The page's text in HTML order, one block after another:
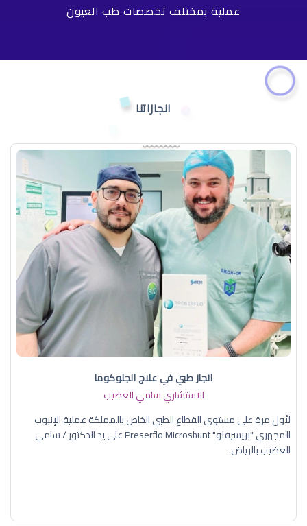
عملية بمختلف تخصصات طب العيون
انجازاتنا
انجاز طبي في علاج الجلوكوما
الاستشاري سامي العضيب
لأول مرة على مستوى القطاع الطبي الخاص بالمملكة عملية الإنبوب
المجهري "بريسرفلو" Preserflo Microshunt على يد الدكتور / سامي
العضيب بالرياض.